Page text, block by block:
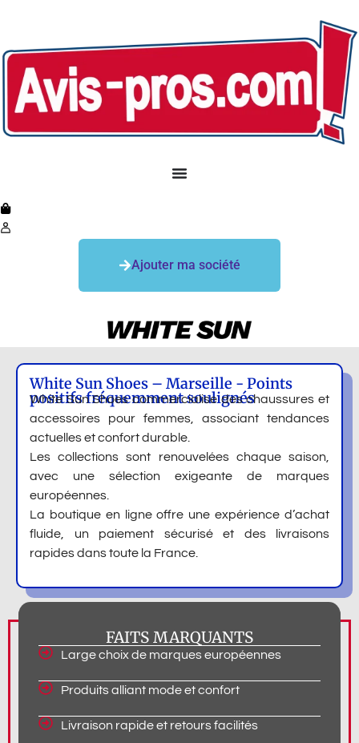
Ajouter ma société
White Sun Shoes – Marseille - Points
positifs fréquemment soulignés
White Sun Shoes commercialise des chaussures et
accessoires pour femmes, associant tendances
actuelles et confort durable.
Les collections sont renouvelées chaque saison,
avec une sélection exigeante de marques
européennes.
La boutique en ligne offre une expérience d’achat
fluide, un paiement sécurisé et des livraisons
rapides dans toute la France.
FAITS MARQUANTS
Large choix de marques européennes
Produits alliant mode et confort
Livraison rapide et retours facilités